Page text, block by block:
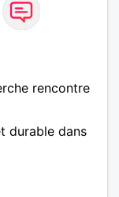
rencontre
durable dans